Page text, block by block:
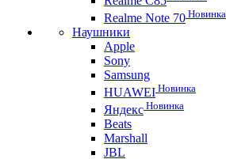
Realme Note 70 Новинка
Наушники
Apple
Sony
Samsung
HUAWEI Новинка
Яндекс Новинка
Beats
Marshall
JBL